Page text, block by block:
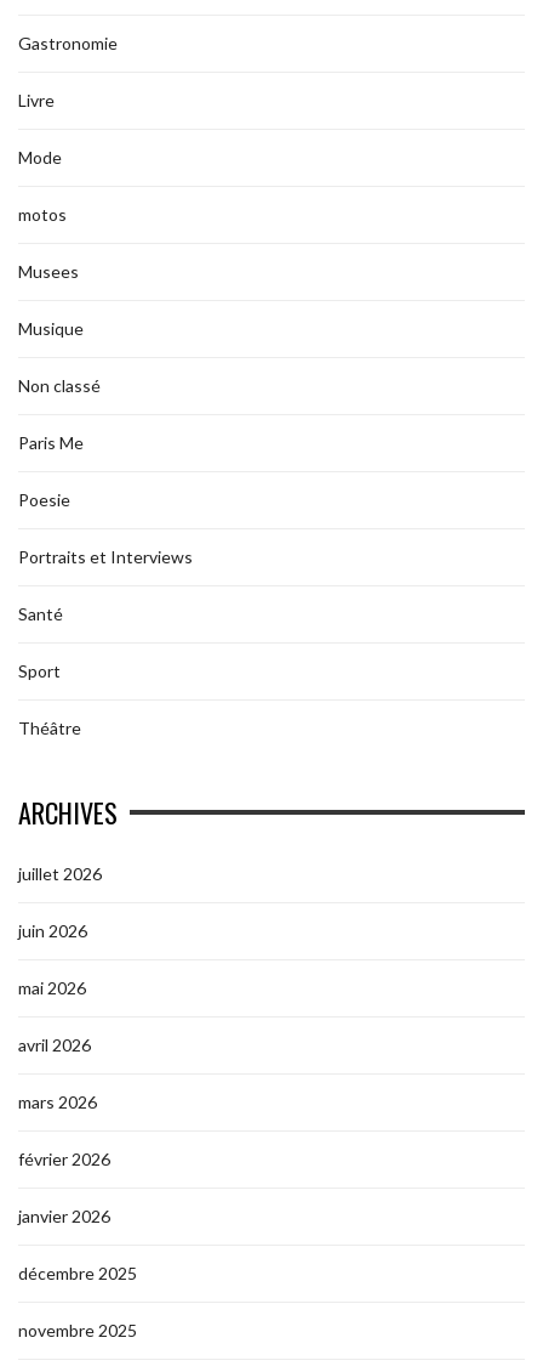
Gastronomie
Livre
Mode
motos
Musees
Musique
Non classé
Paris Me
Poesie
Portraits et Interviews
Santé
Sport
Théâtre
ARCHIVES
juillet 2026
juin 2026
mai 2026
avril 2026
mars 2026
février 2026
janvier 2026
décembre 2025
novembre 2025